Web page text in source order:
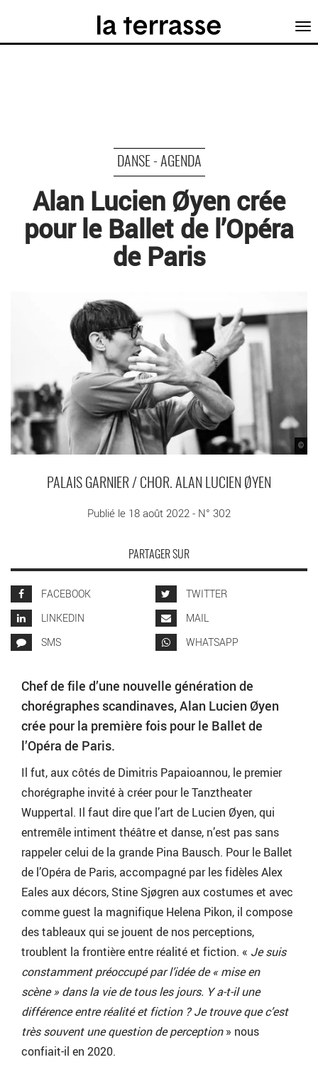
DANSE - AGENDA
Alan Lucien Øyen crée
pour le Ballet de l’Opéra
de Paris
©
PALAIS GARNIER / CHOR. ALAN LUCIEN ØYEN
Publié le 18 août 2022 - N° 302
PARTAGER SUR
FACEBOOK
TWITTER
LINKEDIN
MAIL
SMS
WHATSAPP
Chef de file d’une nouvelle génération de
chorégraphes scandinaves, Alan Lucien Øyen
crée pour la première fois pour le Ballet de
l’Opéra de Paris.
Il fut, aux côtés de Dimitris Papaioannou, le premier
chorégraphe invité à créer pour le Tanztheater
Wuppertal. Il faut dire que l’art de Lucien Øyen, qui
entremêle intiment théâtre et danse, n’est pas sans
rappeler celui de la grande Pina Bausch. Pour le Ballet
de l’Opéra de Paris, accompagné par les fidèles Alex
Eales aux décors, Stine Sjøgren aux costumes et avec
comme guest la magnifique Helena Pikon, il compose
des tableaux qui se jouent de nos perceptions,
troublent la frontière entre réalité et fiction. « Je suis
constamment préoccupé par l’idée de « mise en
scène » dans la vie de tous les jours. Y a-t-il une
différence entre réalité et fiction ? Je trouve que c’est
très souvent une question de perception» nous
confiait-il en 2020.